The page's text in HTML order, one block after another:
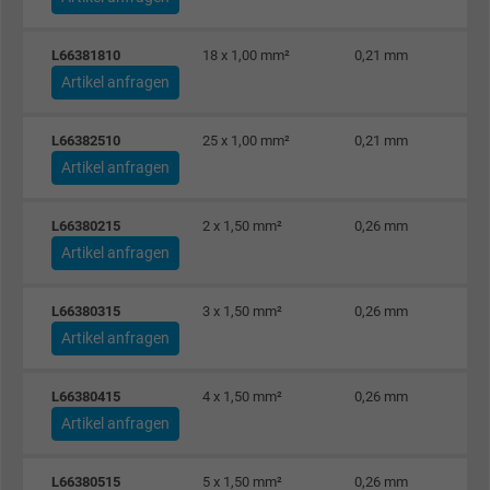
Anbieter Google LLC
Laufzeit 1 Minute
Zweck
Cookie von Google für Website-Analysen.
Erzeugt statistische Daten darüber, wie der
Name IDE, Google DoubleClick
Anbieter Google LLC
Wird verwendet, um die Aktionen eines
zu registrieren und zu melden.
L66381810 18 x 1,00 mm² 0,21 mm
Artikel anfragen
L66382510 25 x 1,00 mm² 0,21 mm
Artikel anfragen
L66380215 2 x 1,50 mm² 0,26 mm
Artikel anfragen
L66380315 3 x 1,50 mm² 0,26 mm
Artikel anfragen
L66380415 4 x 1,50 mm² 0,26 mm
Artikel anfragen
L66380515 5 x 1,50 mm² 0,26 mm